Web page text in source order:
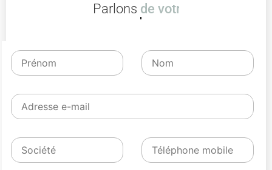
Parlons de Control_M de BMC